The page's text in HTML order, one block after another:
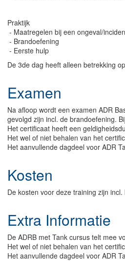
Praktijk
- Maatregelen bij een ongeval/
- Brandoefening
- Eerste hulp
De 3de dag heeft alleen betrekking
Examen
Na afloop wordt een examen ADR
gevolgd zijn incl. de brandoefening.
Het certificaat heeft een
Het wel of niet behalen van het
Het aanvullende dagdeel voor ADR
Kosten
De kosten voor deze training zijn
Extra Informatie
De ADRB met Tank cursus telt mee
Het wel of niet behalen van het
Het aanvullende dagdeel voor ADR